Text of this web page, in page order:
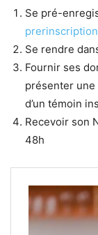
Se pré-
Se rendre
Fournir ses
présenter une
d’un témoin
Recevoir son
48h